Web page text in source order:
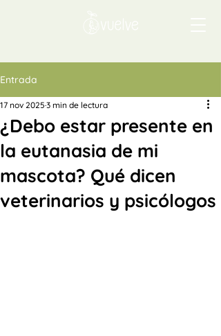
Entrada
¿Debo estar presente en
la eutanasia de mi
mascota? Qué dicen
veterinarios y psicólogos
17 nov 2025 3 min de lectura